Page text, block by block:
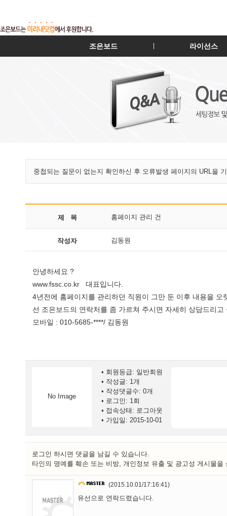
조은보드 라이선스
중첩되는 질문이 없는지 확인하신 후 오류발생 페이지의 URL을
제 목 홈페이지 관리 건
작성자 김동원
안녕하세요 ?
www.fssc.co.kr 대표입니다.
4년전에 홈페이지를 관리하던 직원이 그만 둔 이후 내용을
선 조은보드의 연락처를 좀 가르쳐 주시면 자세히 상담드리
모바일 : 010-5685-****/ 김동원
No Image
회원등급: 일반회원
작성글: 1개
작성댓글수: 0개
로그인: 1회
접속상태: 로그아웃
가입일: 2015-10-01
로그인 하시면 댓글을 남길 수 있습니다.
타인의 명예를 훼손 또는 비방, 개인정보 유출 및 광고성 게시물을
(2015.10.01/17:16:41)
유선으로 연락드렸습니다.